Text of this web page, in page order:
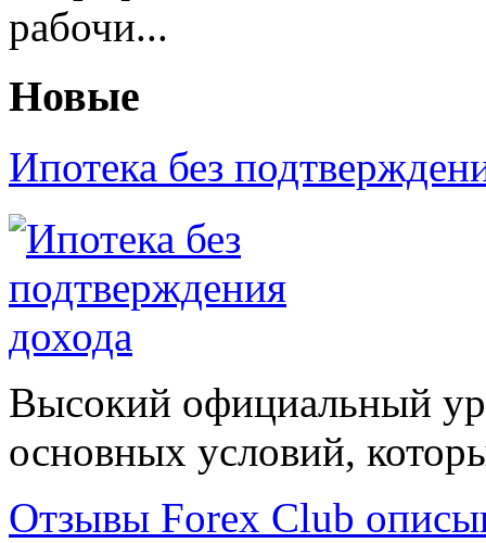
рабочи...
Новые
Ипотека без
Высокий официальный
основных условий,
Отзывы Forex Сlub